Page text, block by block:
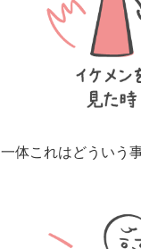
一体これはどういう